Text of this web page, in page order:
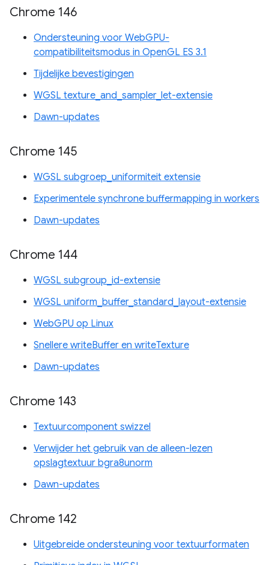
Chrome 146
Ondersteuning voor WebGPU-
compatibiliteitsmodus in OpenGL ES 3.1
Tijdelijke bevestigingen
WGSL texture_and_sampler_let-extensie
Dawn-updates
Chrome 145
WGSL subgroep_uniformiteit extensie
Experimentele synchrone buffermapping in workers
Dawn-updates
Chrome 144
WGSL subgroup_id-extensie
WGSL uniform_buffer_standard_layout-extensie
WebGPU op Linux
Snellere writeBuffer en writeTexture
Dawn-updates
Chrome 143
Textuurcomponent swizzel
Verwijder het gebruik van de alleen-lezen
opslagtextuur bgra8unorm
Dawn-updates
Chrome 142
Uitgebreide ondersteuning voor textuurformaten